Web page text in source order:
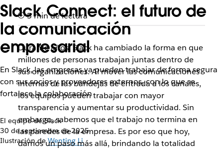
Slack Connect: el futuro de
la comunicación
empresarial
En Slack, las empresas ya pueden trabajar de forma segura
con sus socios y proveedores externos, con lo que se
fortalece la colaboración
El equipo de Slack
30 de septiembre de 2025
Ilustración deWenting Li
5 min de lectura
Durante años, Slack ha cambiado la forma en que
millones de personas trabajan juntas dentro de
sus organizaciones. Al mover las comunicaciones
internas de las bandejas de entrada a los canales,
los equipos pueden trabajar con mayor
transparencia y aumentar su productividad. Sin
embargo, sabemos que el trabajo no termina en
las paredes de la empresa. Es por eso que hoy,
damos un paso más allá, brindando la totalidad